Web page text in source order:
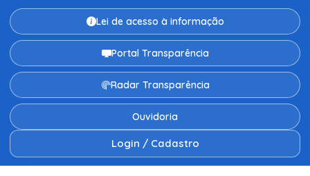
Lei de acesso à informação
Portal Transparência
Radar Transparência
Ouvidoria
Login / Cadastro